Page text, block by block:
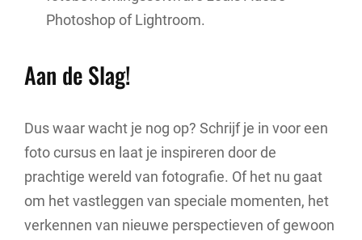
Photoshop of Lightroom.
Aan de Slag!
Dus waar wacht je nog op? Schrijf je in voor een
foto cursus en laat je inspireren door de
prachtige wereld van fotografie. Of het nu gaat
om het vastleggen van speciale momenten, het
verkennen van nieuwe perspectieven of gewoon